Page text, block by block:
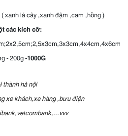
lá cây ,xanh đậm ,cam ,hồng )
các kích cỡ:
- 200g-1000G
thành hà nội
xe khách,xe hàng ,bưu điện